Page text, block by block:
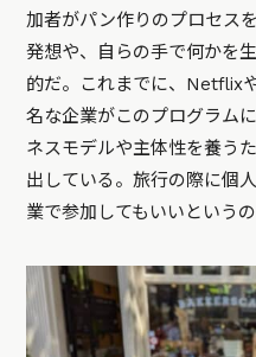
加者がパン作りのプロセス
発想や、自らの手で何かを
的だ。これまでに、Netflix
名な企業がこのプログラム
ネスモデルや主体性を養う
出している。旅行の際に個
業で参加してもいいという